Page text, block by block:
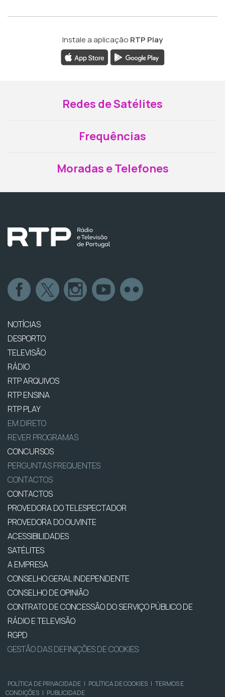
Instale a aplicação RTP Play
Redes de Satélites
Frequências
Moradas e Telefones
NOTÍCIAS
DESPORTO
TELEVISÃO
RÁDIO
RTP ARQUIVOS
RTP ENSINA
RTP PLAY
EM DIRETO
REVER PROGRAMAS
CONCURSOS
PERGUNTAS FREQUENTES
CONTACTOS
CONTACTOS
PROVEDORA DO TELESPECTADOR
PROVEDORA DO OUVINTE
ACESSIBILIDADES
SATÉLITES
A EMPRESA
CONSELHO GERAL INDEPENDENTE
CONSELHO DE OPINIÃO
CONTRATO DE CONCESSÃO DO SERVIÇO PÚBLICO DE
RÁDIO E TELEVISÃO
RGPD
GESTÃO DAS DEFINIÇÕES DE COOKIES
POLÍTICA DE PRIVACIDADE | POLÍTICA DE COOKIES | TERMOS E
CONDIÇÕES | PUBLICIDADE